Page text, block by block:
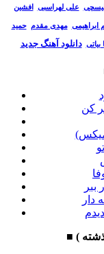
علی لهراسبی افشین
ابراهیمی مهدی مقدم حمید
بیاتی دانلود آهنگ جدید
کن
ببر
دار
■